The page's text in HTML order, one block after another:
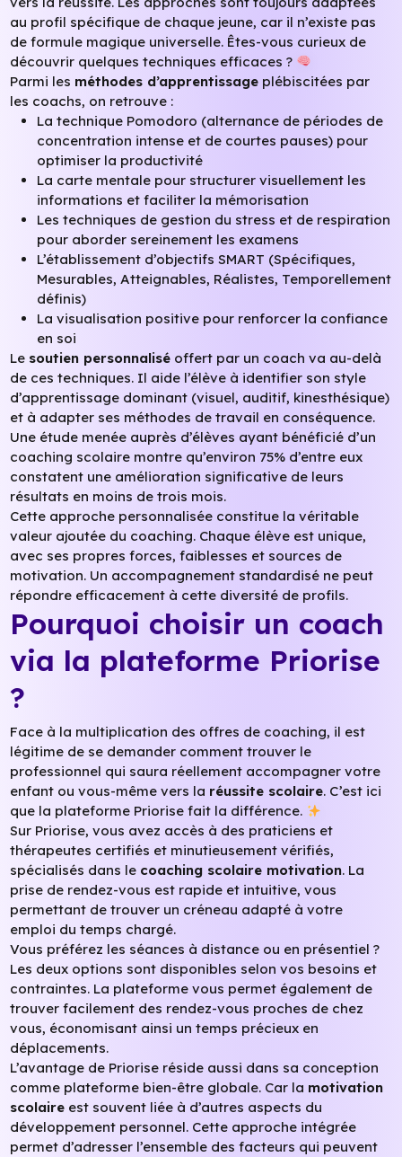
au profil spécifique de chaque jeune, car il n’existe pas
de formule magique universelle. Êtes-vous curieux de
découvrir quelques techniques efficaces ?
Parmi les méthodes d’apprentissage plébiscitées par
les coachs, on retrouve :
La technique Pomodoro (alternance de périodes de
concentration intense et de courtes pauses) pour
optimiser la productivité
La carte mentale pour structurer visuellement les
informations et faciliter la mémorisation
Les techniques de gestion du stress et de respiration
pour aborder sereinement les examens
L’établissement d’objectifs SMART (Spécifiques,
Mesurables, Atteignables, Réalistes, Temporellement
définis)
La visualisation positive pour renforcer la confiance
en soi
Le soutien personnalisé offert par un coach va au-delà
de ces techniques. Il aide l’élève à identifier son style
d’apprentissage dominant (visuel, auditif, kinesthésique)
et à adapter ses méthodes de travail en conséquence.
Une étude menée auprès d’élèves ayant bénéficié d’un
coaching scolaire montre qu’environ 75% d’entre eux
constatent une amélioration significative de leurs
résultats en moins de trois mois.
Cette approche personnalisée constitue la véritable
valeur ajoutée du coaching. Chaque élève est unique,
avec ses propres forces, faiblesses et sources de
motivation. Un accompagnement standardisé ne peut
répondre efficacement à cette diversité de profils.
Pourquoi choisir un coach
via la plateforme Priorise
?
Face à la multiplication des offres de coaching, il est
légitime de se demander comment trouver le
professionnel qui saura réellement accompagner votre
enfant ou vous-même vers la réussite scolaire. C’est ici
que la plateforme Priorise fait la différence.
Sur Priorise, vous avez accès à des praticiens et
thérapeutes certifiés et minutieusement vérifiés,
spécialisés dans le coaching scolaire motivation. La
prise de rendez-vous est rapide et intuitive, vous
permettant de trouver un créneau adapté à votre
emploi du temps chargé.
Vous préférez les séances à distance ou en présentiel ?
Les deux options sont disponibles selon vos besoins et
contraintes. La plateforme vous permet également de
trouver facilement des rendez-vous proches de chez
vous, économisant ainsi un temps précieux en
déplacements.
L’avantage de Priorise réside aussi dans sa conception
comme plateforme bien-être globale. Car la motivation
scolaire est souvent liée à d’autres aspects du
développement personnel. Cette approche intégrée
permet d’adresser l’ensemble des facteurs qui peuvent